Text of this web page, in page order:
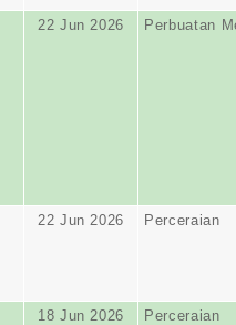
22 Jun 2026 Perbuatan
22 Jun 2026 Perceraian
18 Jun 2026 Perceraian